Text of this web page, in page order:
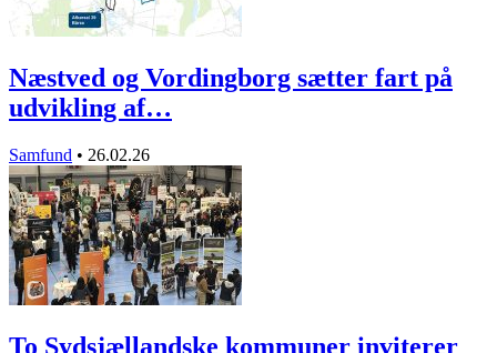
Næstved og Vordingborg sætter fart på
udvikling af…
Samfund • 26.02.26
To Sydsjællandske kommuner inviterer